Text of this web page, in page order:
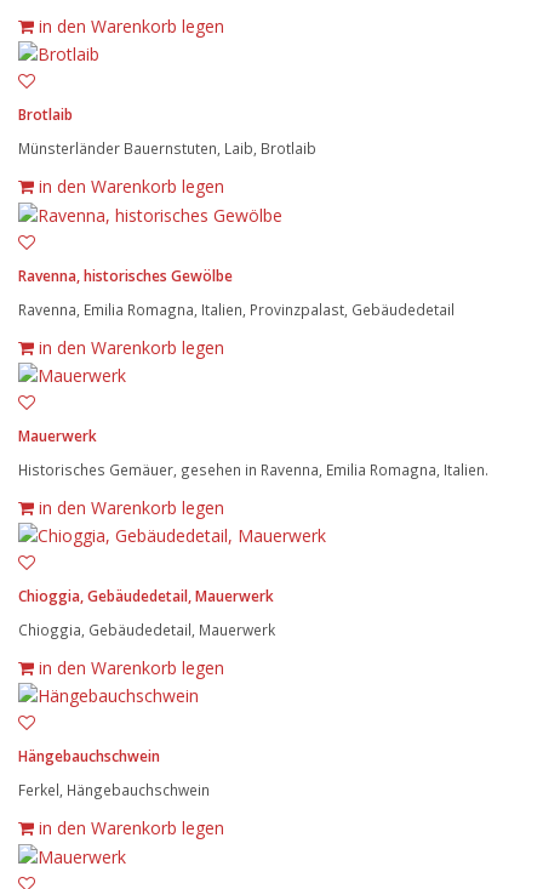
in den Warenkorb legen
Brotlaib
Münsterländer Bauernstuten, Laib, Brotlaib
in den Warenkorb legen
Ravenna, historisches Gewölbe
Ravenna, Emilia Romagna, Italien, Provinzpalast, Gebäudedetail
in den Warenkorb legen
Mauerwerk
Historisches Gemäuer, gesehen in Ravenna, Emilia Romagna, Italien.
in den Warenkorb legen
Chioggia, Gebäudedetail, Mauerwerk
Chioggia, Gebäudedetail, Mauerwerk
in den Warenkorb legen
Hängebauchschwein
Ferkel, Hängebauchschwein
in den Warenkorb legen